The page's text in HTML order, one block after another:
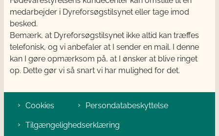
medarbejder i Dyreforsøgstilsynet eller tage imod
besked.
Bemærk, at Dyreforsøgstilsynet ikke altid kan træffes
telefonisk, og vi anbefaler at I sender en mail. I denne
kan I gøre opmærksom på, at I ønsker at blive ringet
op. Dette gør vi så snart vi har mulighed for det.
Cookies Persondatabeskyttelse
Tilgængelighedserklæring